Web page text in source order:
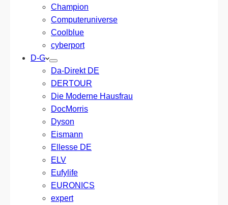
Champion
Computeruniverse
Coolblue
cyberport
D-G
Da-Direkt DE
DERTOUR
Die Moderne Hausfrau
DocMorris
Dyson
Eismann
Ellesse DE
ELV
Eufylife
EURONICS
expert